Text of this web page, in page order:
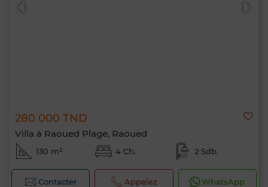
280 000 TND
Villa à Raoued Plage, Raoued
130 m² 4 Ch. 2 Sdb.
Contacter Appelez WhatsApp